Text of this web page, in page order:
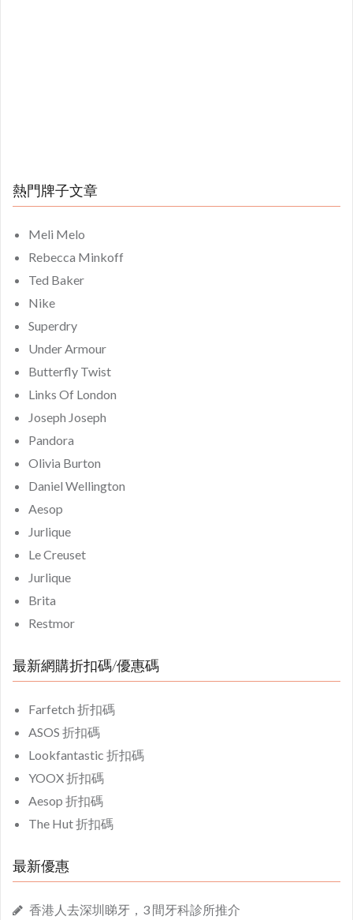
熱門牌子文章
Meli Melo
Rebecca Minkoff
Ted Baker
Nike
Superdry
Under Armour
Butterfly Twist
Links Of London
Joseph Joseph
Pandora
Olivia Burton
Daniel Wellington
Aesop
Jurlique
Le Creuset
Jurlique
Brita
Restmor
最新網購折扣碼/優惠碼
Farfetch 折扣碼
ASOS 折扣碼
Lookfantastic 折扣碼
YOOX 折扣碼
Aesop 折扣碼
The Hut 折扣碼
最新優惠
香港人去深圳睇牙，3 間牙科診所推介